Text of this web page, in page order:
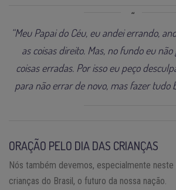
“Meu Papai do Céu, eu andei errando,
as coisas direito. Mas, no fundo eu
coisas erradas. Por isso eu peço
para não errar de novo, mas fazer tudo
ORAÇÃO PELO DIA DAS CRIANÇAS
Nós também devemos, especialmente neste
crianças do Brasil, o futuro da nossa nação.